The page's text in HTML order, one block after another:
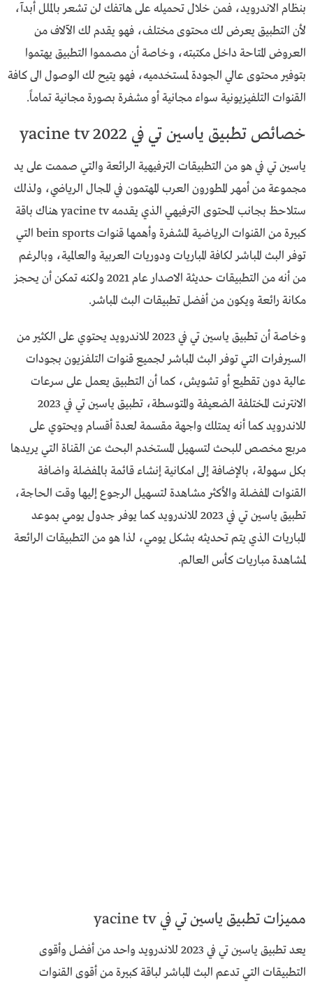
بنظام الاندرويد، فمن خلال تحميله على هاتفك لن تشعر بالملل أبدآ،
لأن التطبيق يعرض لك محتوى مختلف، فهو يقدم لك الآلاف من
العروض المتاحة داخل مكتبته، وخاصة أن مصمموا التطبيق يهتموا
بتوفير محتوى عالي الجودة لمستخدميه، فهو يتيح لك الوصول الى كافة
القنوات التلفيزيونية سواء مجانية أو مشفرة بصورة مجانية تماماً.
خصائص تطبيق ياسين تي في yacine tv 2022
ياسين تي في هو من التطبيقات الترفيهية الرائعة والتي صممت على يد
مجموعة من أمهر المطورون العرب المهتمون في المجال الرياضي، ولذلك
ستلاحظ بجانب المحتوى الترفيهي الذي يقدمه yacine tv هناك باقة
كبيرة من القنوات الرياضية المشفرة وأهمها قنوات bein sports التي
توفر البث المباشر لكافة المباريات ودوريات العربية والعالمية، وبالرغم
من أنه من التطبيقات حديثة الاصدار عام 2021 ولكنه تمكن أن يحجز
مكانة رائعة ويكون من أفضل تطبيقات البث المباشر.
وخاصة أن تطبيق ياسين تي في 2023 للاندرويد يحتوي على الكثير من
السيرفرات التي توفر البث المباشر لجميع قنوات التلفزيون بجودات
عالية دون تقطيع أو تشويش، كما أن التطبيق يعمل على سرعات
الانترنت المختلفة الضعيفة والمتوسطة، تطبيق ياسين تي في 2023
للاندرويد كما أنه يمتلك واجهة مقسمة لعدة أقسام ويحتوي على
مربع مخصص للبحث لتسهيل المستخدم البحث عن القناة التي يريدها
بكل سهولة، بالإضافة إلى امكانية إنشاء قائمة بالمفضلة واضافة
القنوات المفضلة والأكثر مشاهدة لتسهيل الرجوع إليها وقت الحاجة،
تطبيق ياسين تي في 2023 للاندرويد كما يوفر جدول يومي بموعد
المباريات الذي يتم تحديثه بشكل يومي، لذا هو من التطبيقات الرائعة
لمشاهدة مباريات كأس العالم.
مميزات تطبيق ياسين تي في yacine tv
يعد تطبيق ياسين تي في 2023 للاندرويد واحد من أفضل وأقوى
التطبيقات التي تدعم البث المباشر لباقة كبيرة من أقوى القنوات